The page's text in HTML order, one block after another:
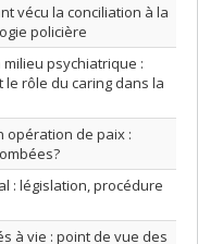
vécu la conciliation à la
policière
milieu psychiatrique :
le rôle du caring dans la
opération de paix :
: législation, procédure
à vie : point de vue des